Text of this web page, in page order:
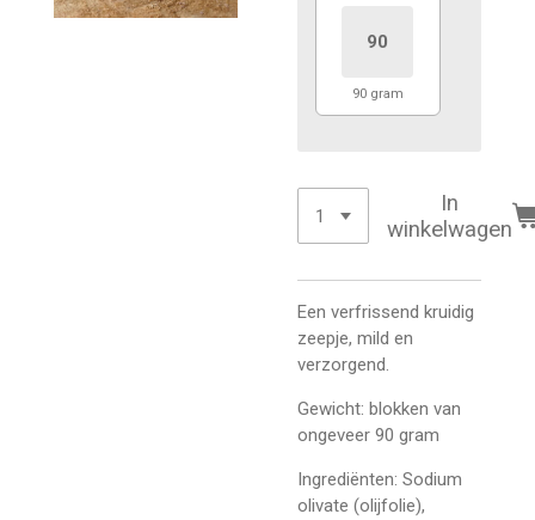
90
90 gram
In
winkelwagen
Een verfrissend kruidig
zeepje, mild en
verzorgend.
Gewicht: blokken van
ongeveer 90 gram
Ingrediënten: Sodium
olivate (olijfolie),